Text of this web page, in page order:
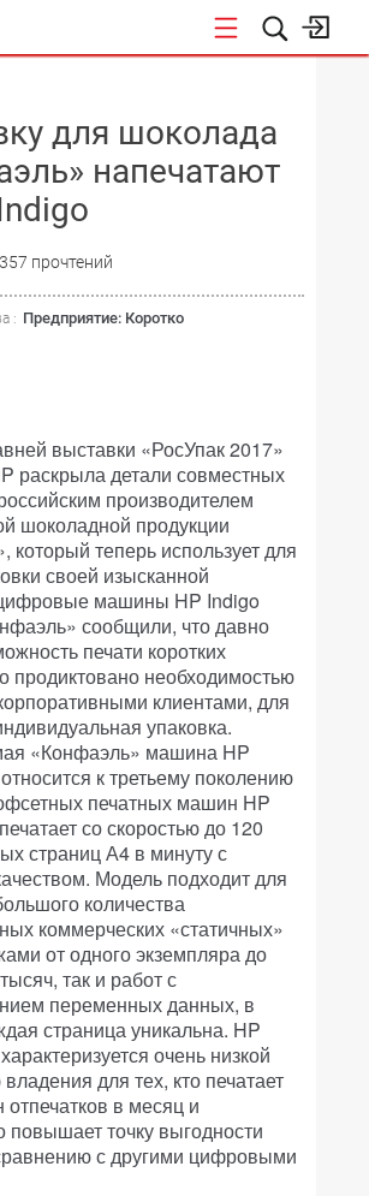
для шоколада
напечатают
прочтений
: Предприятие: Коротко
выставки «РосУпак 2017»
раскрыла детали совместных
производителем
шоколадной продукции
который теперь использует для
своей изысканной
машины HP Indigo
сообщили, что давно
печати коротких
продиктовано необходимостью
клиентами, для
упаковка.
«Конфаэль» машина HP
к третьему поколению
печатных машин HP
со скоростью до 120
страниц А4 в минуту с
Модель подходит для
количества
коммерческих «статичных»
от одного экземпляра до
так и работ с
переменных данных, в
страница уникальна. HP
очень низкой
для тех, кто печатает
в месяц и
повышает точку выгодности
с другими цифровыми